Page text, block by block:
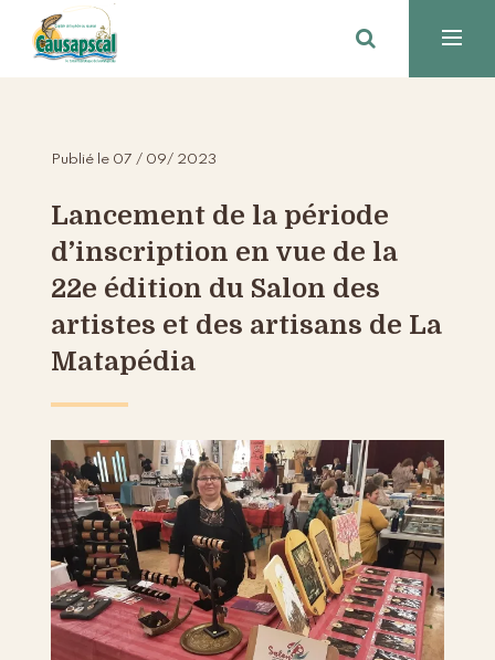
Publié le 07 / 09/ 2023
Lancement de la période
d’inscription en vue de la
22e édition du Salon des
artistes et des artisans de La
Matapédia